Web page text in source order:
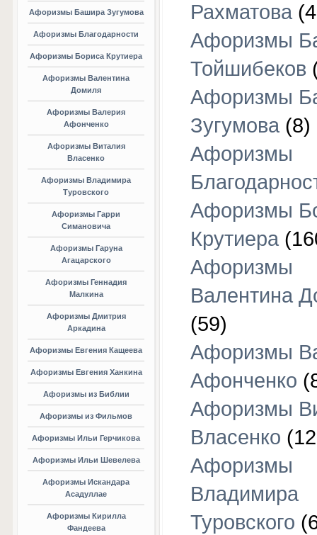
Афоризмы Башира Зугумова
Афоризмы Благодарности
Афоризмы Бориса Крутиера
Афоризмы Валентина
Домиля
Афоризмы Валерия
Афонченко
Афоризмы Виталия
Власенко
Афоризмы Владимира
Туровского
Афоризмы Гарри
Симановича
Афоризмы Гаруна
Агацарского
Афоризмы Геннадия
Малкина
Афоризмы Дмитрия
Аркадина
Афоризмы Евгения Кащеева
Афоризмы Евгения Ханкина
Афоризмы из Библии
Афоризмы из Фильмов
Афоризмы Ильи Герчикова
Афоризмы Ильи Шевелева
Афоризмы Искандара
Асадуллае
Афоризмы Кирилла
Фандеева
Рахматова
Афоризмы
Тойшибеков
Афоризмы
Зугумова (8)
Афоризмы
Афоризмы
Крутиера
Афоризмы
Валентина
(59)
Афоризмы
Афонченко
Афоризмы
Власенко
Афоризмы
Владимира
Туровского